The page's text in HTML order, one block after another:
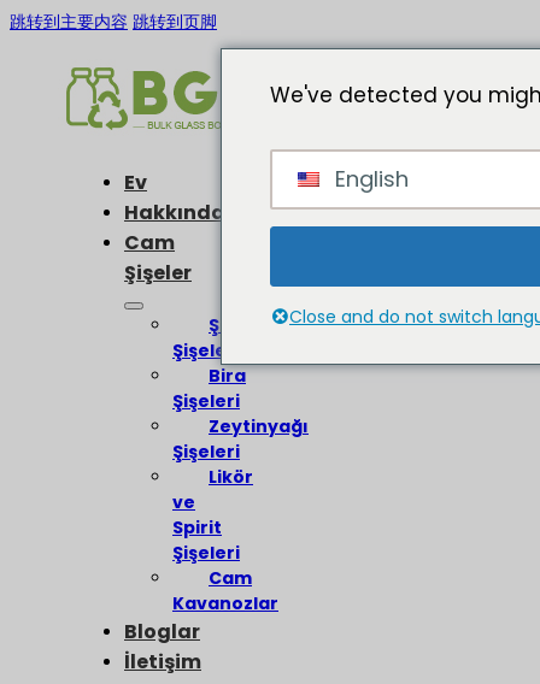
跳转到主要内容 跳转到页脚
Ev
Hakkında
Cam
Şişeler
Şarap
Şişeleri
Bira
Şişeleri
Zeytinyağı
Şişeleri
Likör
ve
Spirit
Şişeleri
Cam
Kavanozlar
Bloglar
İletişim
We've detected you
English
Close and do not switch